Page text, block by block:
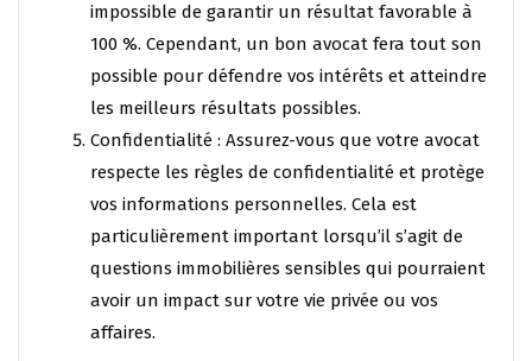
impossible de garantir un résultat favorable à
100 %. Cependant, un bon avocat fera tout son
possible pour défendre vos intérêts et atteindre
les meilleurs résultats possibles.
Confidentialité : Assurez-vous que votre avocat
respecte les règles de confidentialité et protège
vos informations personnelles. Cela est
particulièrement important lorsqu’il s’agit de
questions immobilières sensibles qui pourraient
avoir un impact sur votre vie privée ou vos
affaires.